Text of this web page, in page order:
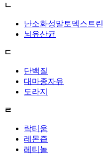
ㄴ
난소화성말토덱스트린
뇌유산균
ㄷ
단백질
대마종자유
도라지
ㄹ
락티움
레몬즙
레티놀